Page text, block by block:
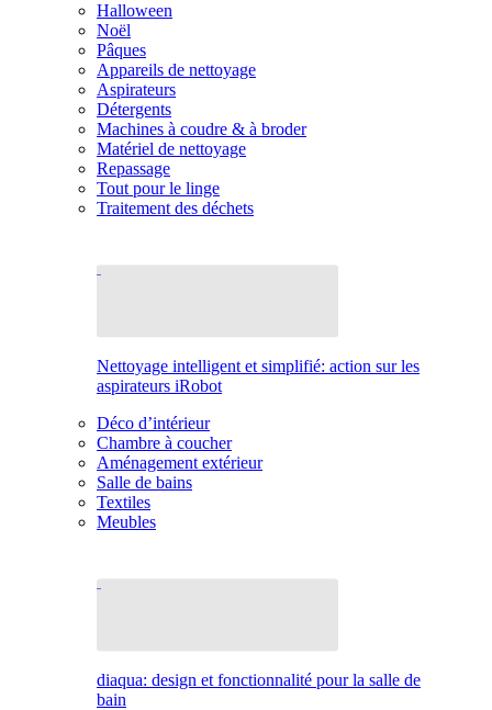
Halloween
Noël
Pâques
Appareils de nettoyage
Aspirateurs
Détergents
Machines à coudre & à broder
Matériel de nettoyage
Repassage
Tout pour le linge
Traitement des déchets
Nettoyage intelligent et simplifié: action sur les
aspirateurs iRobot
Déco d’intérieur
Chambre à coucher
Aménagement extérieur
Salle de bains
Textiles
Meubles
diaqua: design et fonctionnalité pour la salle de
bain